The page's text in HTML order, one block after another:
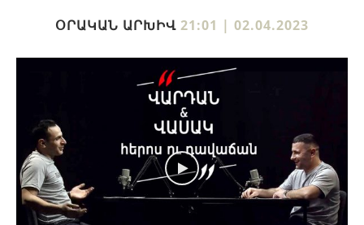
ՕՐԱԿԱՆ ԱՐԽԻՎ 21:01 | 02.04.2023